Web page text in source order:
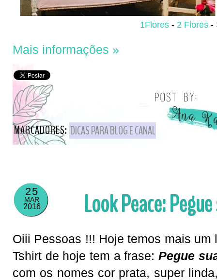
1Flores - 2 Flores -
Mais informações »
MARCADORES: DICAS PARA BLOG E CANAL
25
MAR
2016 Look Peace:
Oiii Pessoas !!! Hoje temos mais
Tshirt de hoje tem a frase: Pegue
com os nomes cor prata, super